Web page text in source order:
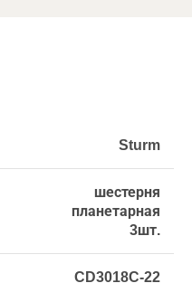
Sturm
шестерня
планетарная
3шт.
CD3018C-22